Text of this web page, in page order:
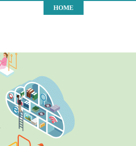
HOME